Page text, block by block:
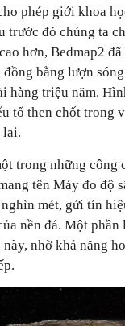
phép giới khoa
trước đó chúng ta
hơn, Bedmap2
bằng lượn
hàng triệu năm.
tố then chốt trong
lai.
trong những công
tên Máy đo độ
mét, gửi tín
nền đá. Một
nhờ khả năng